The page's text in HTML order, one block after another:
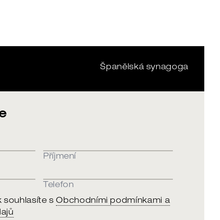
Španělská synagoga
Příjmení
Telefon
souhlasíte sObchodními podmínkami a